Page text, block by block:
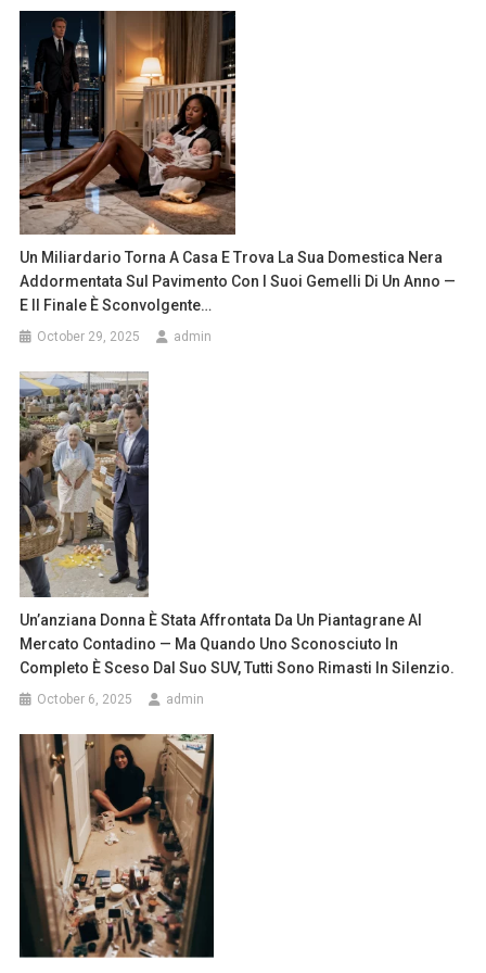
Un Miliardario Torna A Casa E Trova La Sua Domestica Nera
Addormentata Sul Pavimento Con I Suoi Gemelli Di Un Anno —
E Il Finale È Sconvolgente…
October 29, 2025 admin
Un’anziana Donna È Stata Affrontata Da Un Piantagrane Al
Mercato Contadino — Ma Quando Uno Sconosciuto In
Completo È Sceso Dal Suo SUV, Tutti Sono Rimasti In Silenzio.
October 6, 2025 admin